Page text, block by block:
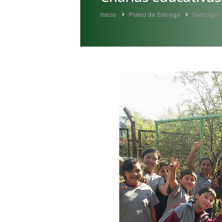
Inicio Punto de Entrega Santiago